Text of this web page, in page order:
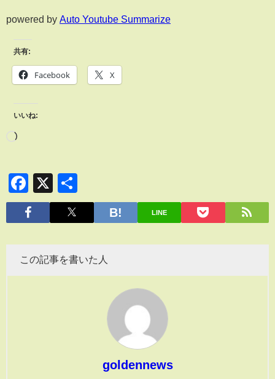
powered by Auto Youtube Summarize
共有:
Facebook X
いいね:
Facebook
X
有
LINE
この記事を書いた人
goldennews